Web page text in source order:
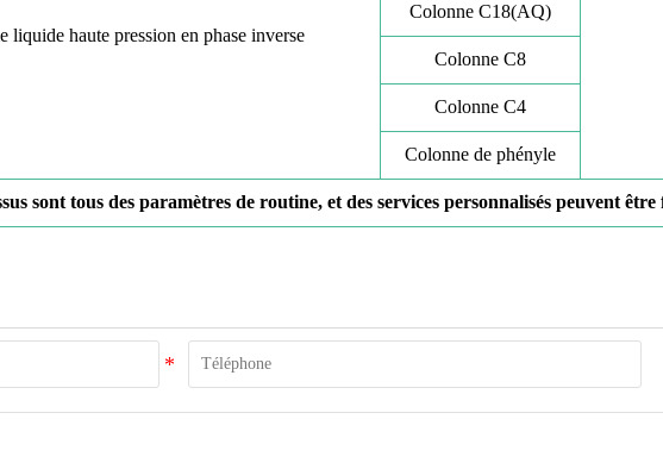
liquide haute pression en phase inverse
Colonne C18(AQ)
Colonne C8
Colonne C4
Colonne de phényle
sont tous des paramètres de routine, et des services personnalisés peuvent